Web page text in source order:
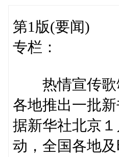
第1版(要闻)
专栏：
热情宣传歌
各地推出一批
据新华社北京
动，全国各地